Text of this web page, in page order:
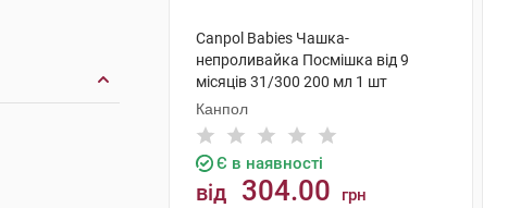
Canpol Babies Чашка-
непроливайка Посмішка від 9
місяців 31/300 200 мл 1 шт
Канпол
Є в наявності
від 304.00 грн